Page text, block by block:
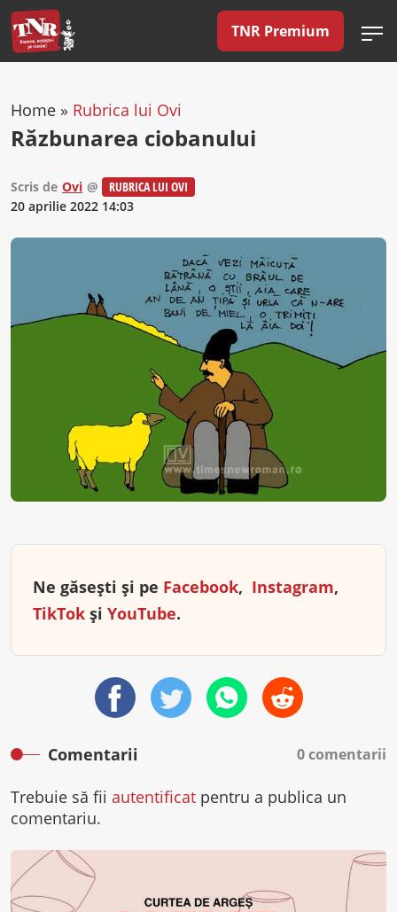
TNR Premium
Home » Rubrica lui Ovi
Răzbunarea ciobanului
Scris de Ovi @
RUBRICA LUI OVI
20 aprilie 2022 14:03
Ne găsești și pe Facebook, Instagram,
TikTok și YouTube.
Comentarii 0 comentarii
Trebuie să fii autentificat pentru a publica un
comentariu.